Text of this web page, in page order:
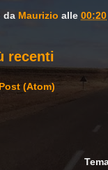
da Maurizio alle 00:20
recenti
(Atom)